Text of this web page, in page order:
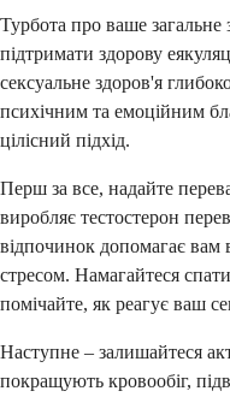
Турбота про ваше
підтримати здорову
сексуальне здоров'я
психічним та емоційним
цілісний підхід.
Перш за все, надайте
виробляє тестостерон
відпочинок допомагає вам
стресом. Намагайтеся
помічайте, як реагує ваш
Наступне – залишайтеся
покращують кровообіг,